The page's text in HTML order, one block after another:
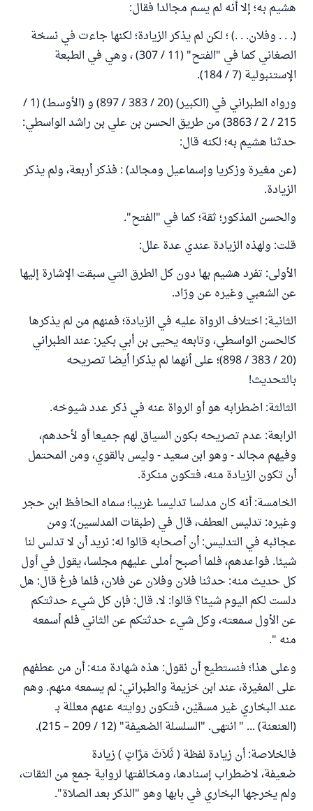
هشيم به؛ إلا أنه لم يسم مجالدا فقال:
(. . . وفلان. . .) ؛ لكن لم يذكر الزيادة؛ لكنها جاءت في نسخة
الصغاني كما في "الفتح" (11 / 307) ، وهي في الطبعة
الإستنبولية (7 / 184).
ورواه الطبراني في (الكبير) (20 / 383 / 897) و (الأوسط) (1 /
215 / 2 / 3863) من طريق الحسن بن علي بن راشد الواسطي:
حدثنا هشيم به؛ لكنه قال:
(عن مغيرة وزكريا وإسماعيل ومجالد) : فذكر أربعة، ولم يذكر
الزيادة.
والحسن المذكور؛ ثقة؛ كما في "الفتح".
قلت: ولهذه الزيادة عندي عدة علل:
الأولى: تفرد هشيم بها دون كل الطرق التي سبقت الإشارة إليها
عن الشعبي وغيره عن ورّاد.
الثانية: اختلاف الرواة عليه في الزيادة؛ فمنهم من لم يذكرها
كالحسن الواسطي، وتابعه يحيى بن أبي بكير: عند الطبراني
(20 / 383 / 898)؛ على أنهما لم يذكرا أيضا تصريحه
بالتحديث!
الثالثة: اضطرابه هو أو الرواة عنه في ذكر عدد شيوخه.
الرابعة: عدم تصريحه بكون السياق لهم جميعا أو لأحدهم،
وفيهم مجالد - وهو ابن سعيد - وليس بالقوي، ومن المحتمل
أن تكون الزيادة منه، فتكون منكرة.
الخامسة: أنه كان مدلسا تدليسا غريبا؛ سماه الحافظ ابن حجر
وغيره: تدليس العطف، قال في (طبقات المدلسين): ومن
عجائبه في التدليس: أن أصحابه قالوا له: نريد أن لا تدلس لنا
شيئا. فواعدهم، فلما أصبح أملى عليهم مجلسا، يقول في أول
كل حديث منه: حدثنا فلان وفلان عن فلان، فلما فرغ قال: هل
دلست لكم اليوم شيئا؟ قالوا: لا. قال: فإن كل شيء حدثتكم
عن الأول سمعته، وكل شيء حدثتكم عن الثاني فلم أسمعه
منه ".
وعلى هذا؛ فنستطيع أن نقول: هذه شهادة منه: أن من عطفهم
على المغيرة، عند ابن خزيمة والطبراني: لم يسمعه منهم. وهم
عند البخاري غير مسمَّيْن، فتكون روايته عنهم معللة بـ
(العنعنة) ... " انتهى. "السلسلة الضعيفة" (12 / 209 – 215).
فالخلاصة: أن زيادة لفظة ( ثَلاَثَ مَرَّاتٍ ) زيادة
ضعيفة، لاضطراب إسنادها، ومخالفتها لرواية جمع من الثقات،
ولم يخرجها البخاري في بابها وهو "الذكر بعد الصلاة".